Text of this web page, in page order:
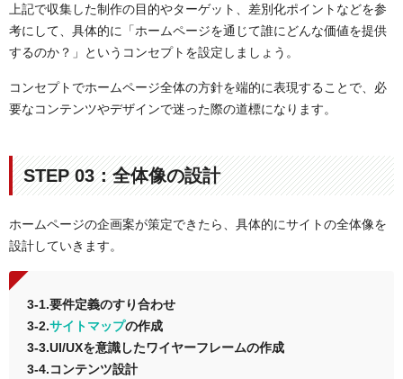
上記で収集した制作の目的やターゲット、差別化ポイントなどを参
考にして、具体的に「ホームページを通じて誰にどんな価値を提供
するのか？」というコンセプトを設定しましょう。
コンセプトでホームページ全体の方針を端的に表現することで、必
要なコンテンツやデザインで迷った際の道標になります。
STEP 03：全体像の設計
ホームページの企画案が策定できたら、具体的にサイトの全体像を
設計していきます。
3-1.要件定義のすり合わせ
3-2.サイトマップの作成
3-3.UI/UXを意識したワイヤーフレームの作成
3-4.コンテンツ設計